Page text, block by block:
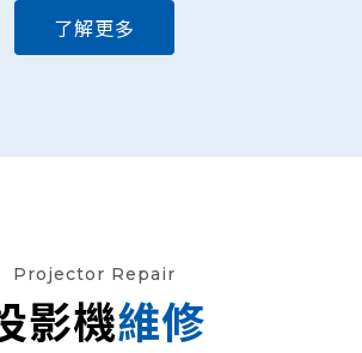
了解更多
Projector Repair
影機維修